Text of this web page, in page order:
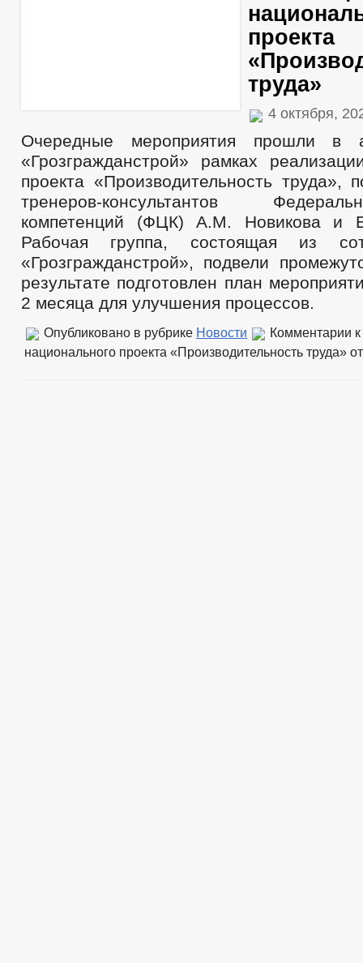
проекта
труда»
4 октября,
Очередные мероприятия прошли в
«Грозгражданстрой» рамках
проекта «Производительность труда»,
тренеров-консультантов
компетенций (ФЦК) А.М. Новикова и
Рабочая группа, состоящая из
«Грозгражданстрой», подвели
результате подготовлен план
2 месяца для улучшения процессов.
Опубликовано в рубрике Новости Комментарии
национального проекта «Производительность труда»